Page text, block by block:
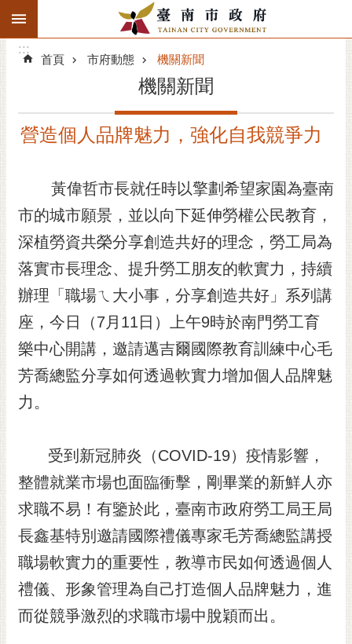
跳到主要內容區塊
搜
階
精彩府城
市府團隊
主題服務
市政資訊
市民互動
黃
哲
花
泉
桐
花
祭
網
站
:::
:::
首頁 市府動態 機關新聞
機關新聞
營造個人品牌魅力，強化自我競爭力
黃偉哲市長就任時以擎劃希望家園為臺南
市的城市願景，並以向下延伸勞權公民教育，
深植勞資共榮分享創造共好的理念，勞工局為
落實市長理念、提升勞工朋友的軟實力，持續
辦理「職場ㄟ大小事，分享創造共好」系列講
座，今日（7月11日）上午9時於南門勞工育
樂中心開講，邀請邁吉爾國際教育訓練中心毛
芳喬總監分享如何透過軟實力增加個人品牌魅
力。
受到新冠肺炎（COVID-19）疫情影響，
整體就業市場也面臨衝擊，剛畢業的新鮮人亦
求職不易！有鑒於此，臺南市政府勞工局王局
長鑫基特別邀請國際禮儀專家毛芳喬總監講授
職場軟實力的重要性，教導市民如何透過個人
禮儀、形象管理為自己打造個人品牌魅力，進
而從競爭激烈的求職市場中脫穎而出。